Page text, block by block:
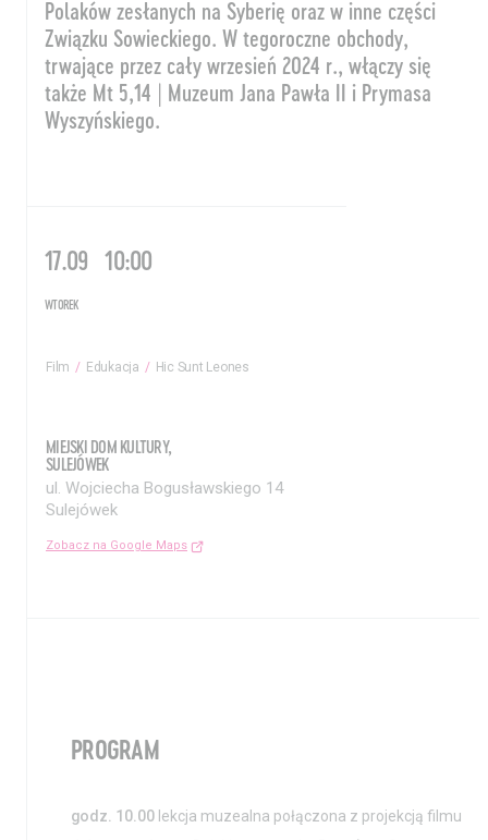
BIP
Wolontariat
Polaków zesłanych na Syberię oraz w inne części
Związku Sowieckiego. W tegoroczne obchody,
trwające przez cały wrzesień 2024 r., włączy się
także Mt 5,14 | Muzeum Jana Pawła II i Prymasa
Wyszyńskiego.
17.09 10:00
WTOREK
Film Edukacja Hic Sunt Leones
MIEJSKI DOM KULTURY,
SULEJÓWEK
ul. Wojciecha Bogusławskiego 14
Sulejówek
Zobacz na Google Maps
PROGRAM
godz. 10.00 lekcja muzealna połączona z projekcją filmu